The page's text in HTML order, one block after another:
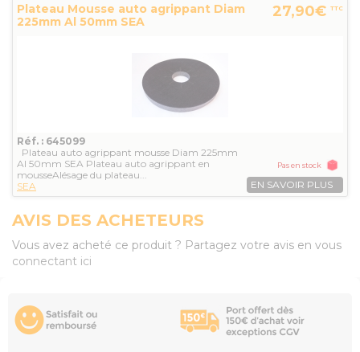
Plateau Mousse auto agrippant Diam
225mm Al 50mm SEA
27,90€ TTC
Réf. : 645099
Plateau auto agrippant mousse Diam 225mm
Al 50mm SEA Plateau auto agrippant en
mousseAlésage du plateau...
SEA
Pas en stock
EN SAVOIR PLUS
AVIS DES ACHETEURS
Vous avez acheté ce produit ? Partagez votre avis en vous
connectant ici